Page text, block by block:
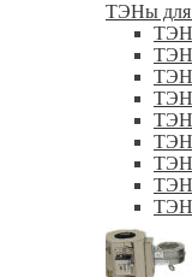
ТЭНы для